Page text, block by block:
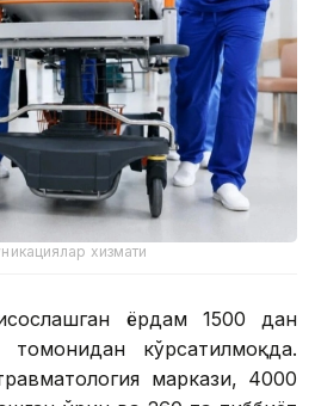
хизмати
ёрдам 1500 дан
томонидан кўрсатилмоқда.
маркази, 4000